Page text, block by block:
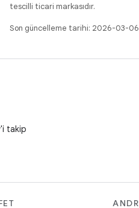
tescilli ticari markasıdır.
Son güncelleme tarihi: 2026-03-06
takip